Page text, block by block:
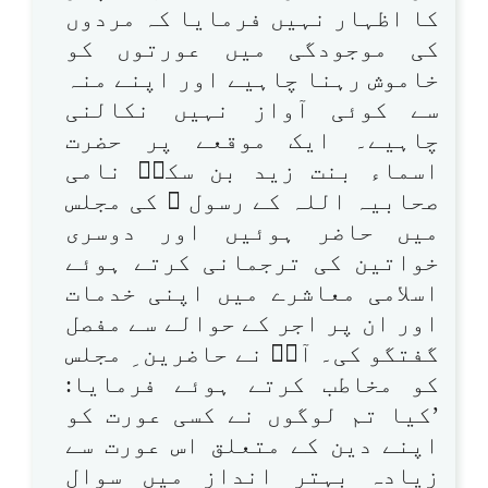
کا اظہار نہیں فرمایا کہ مردوں
کی موجودگی میں عورتوں کو
خاموش رہنا چاہیے اور اپنے منہ
سے کوئی آواز نہیں نکالنی
چاہیے۔ ایک موقعے پر حضرت
اسماء بنت زید بن سکنؓ نامی
صحابیہ اللہ کے رسول ﷺ کی مجلس
میں حاضر ہوئیں اور دوسری
خواتین کی ترجمانی کرتے ہوئے
اسلامی معاشرے میں اپنی خدمات
اور ان پر اجر کے حوالے سے مفصل
گفتگو کی۔ آپؐ نے حاضرین ِ مجلس
کو مخاطب کرتے ہوئے فرمایا:
’کیا تم لوگوں نے کسی عورت کو
اپنے دین کے متعلق اس عورت سے
زیادہ بہتر انداز میں سوال